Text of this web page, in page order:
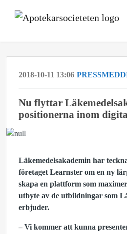
2018-10-11 13:06
Nu flyttar
positionerna inom
Läkemedelsakademin har
företaget Learnster om en ny
skapa en plattform som
utbyte av de utbildningar som
erbjuder.
– Vi kommer att kunna